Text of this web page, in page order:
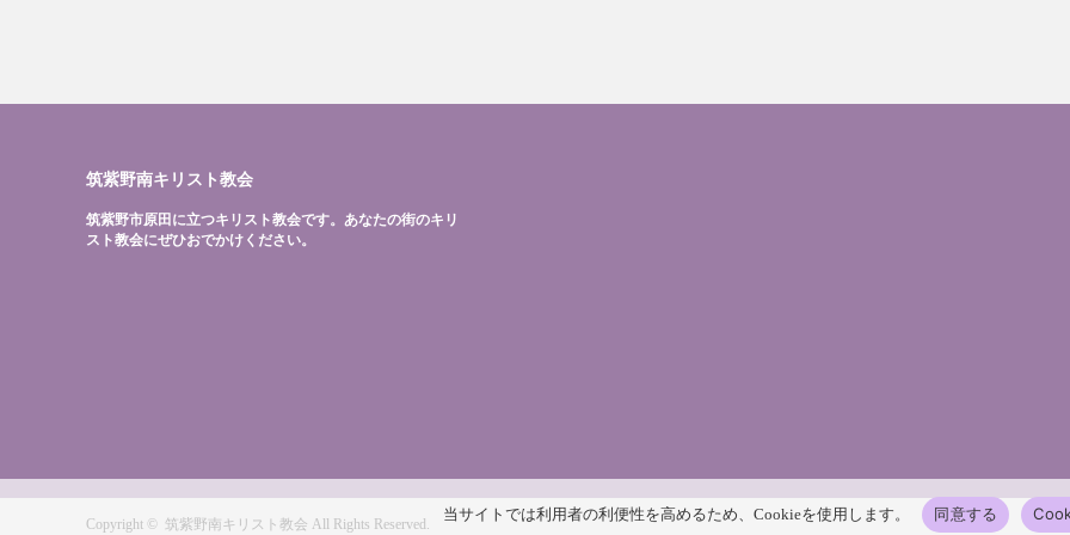
筑紫野南キリスト教会
筑紫野市原田に立つキリスト教会です。あなたの街のキリ
スト教会にぜひおでかけください。
Copyright © 筑紫野南キリスト教会 All Rights Reserved.
当サイトでは利用者の利便性を高めるため、Cookieを使用します。 同意する